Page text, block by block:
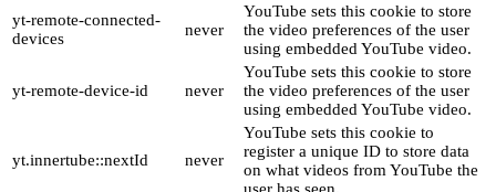
yt-remote-connected-
devices
never
YouTube sets this cookie to store
the video preferences of the user
using embedded YouTube video.
yt-remote-device-id never
YouTube sets this cookie to store
the video preferences of the user
using embedded YouTube video.
yt.innertube::nextId never
YouTube sets this cookie to
register a unique ID to store data
on what videos from YouTube the
user has seen.